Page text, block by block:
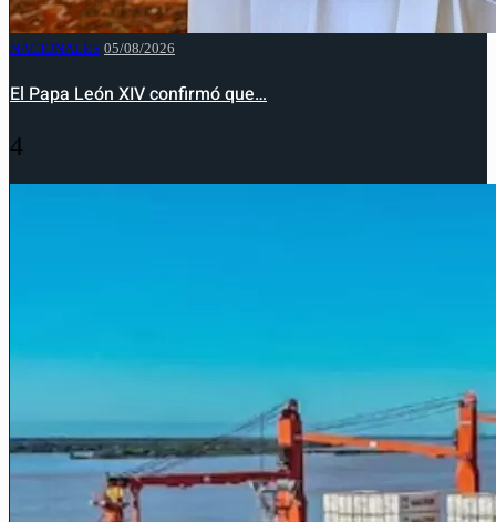
NACIONALES 05/08/2026
El Papa León XIV confirmó que…
4